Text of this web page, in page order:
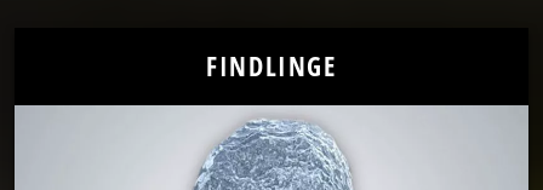
FINDLINGE